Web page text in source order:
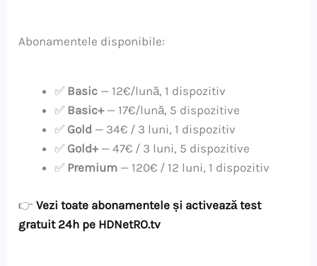
Abonamentele disponibile:
✅ Basic — 12€/lună, 1 dispozitiv
✅ Basic+— 17€/lună, 5 dispozitive
✅ Gold — 34€ / 3 luni, 1 dispozitiv
✅ Gold+— 47€ / 3 luni, 5 dispozitive
✅ Premium — 120€ / 12 luni, 1 dispozitiv
👉Vezi toate abonamentele și activează test
gratuit 24h pe HDNetRO.tv